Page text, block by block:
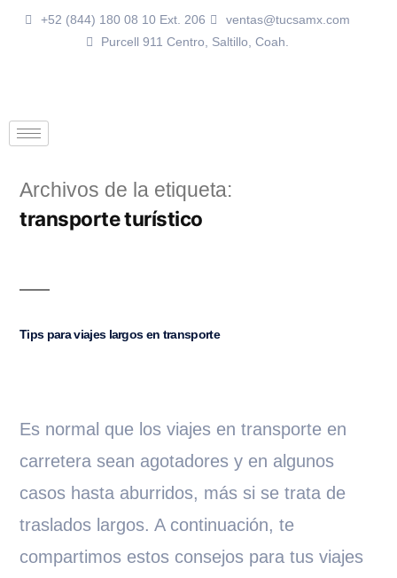
+52 (844) 180 08 10 Ext. 206
ventas@tucsamx.com
Purcell 911 Centro, Saltillo, Coah.
Archivos de la etiqueta:
transporte turístico
Tips para viajes largos en transporte
Es normal que los viajes en transporte en
carretera sean agotadores y en algunos
casos hasta aburridos, más si se trata de
traslados largos. A continuación, te
compartimos estos consejos para tus viajes